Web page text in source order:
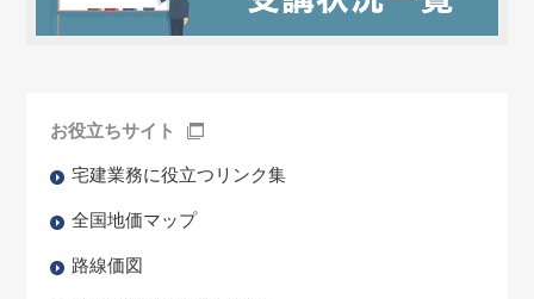
お役立ちサイト
宅建業務に役立つリンク集
全国地価マップ
路線価図